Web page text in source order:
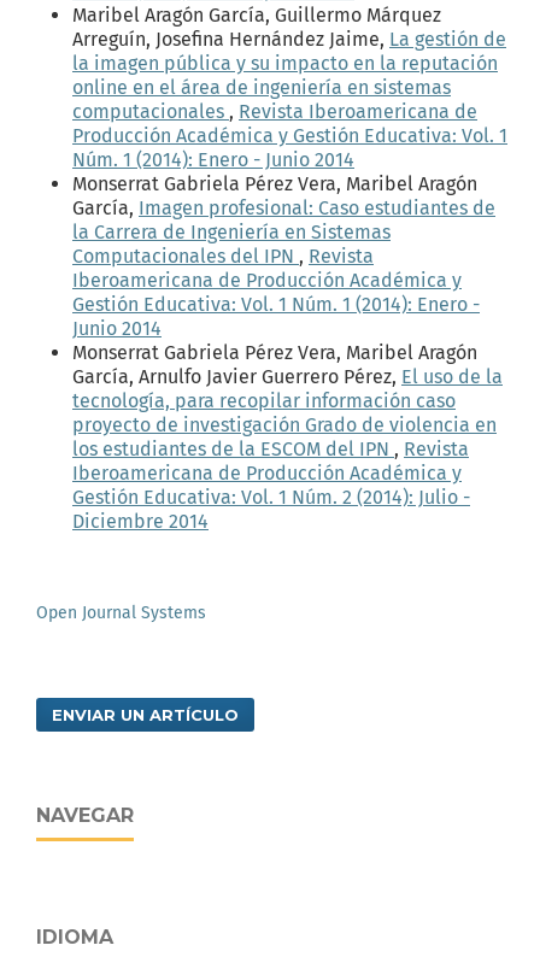
Maribel Aragón García, Guillermo Márquez
Arreguín, Josefina Hernández Jaime, La gestión de
la imagen pública y su impacto en la reputación
online en el área de ingeniería en sistemas
computacionales , Revista Iberoamericana de
Producción Académica y Gestión Educativa: Vol. 1
Núm. 1 (2014): Enero - Junio 2014
Monserrat Gabriela Pérez Vera, Maribel Aragón
García, Imagen profesional: Caso estudiantes de
la Carrera de Ingeniería en Sistemas
Computacionales del IPN , Revista
Iberoamericana de Producción Académica y
Gestión Educativa: Vol. 1 Núm. 1 (2014): Enero -
Junio 2014
Monserrat Gabriela Pérez Vera, Maribel Aragón
García, Arnulfo Javier Guerrero Pérez, El uso de la
tecnología, para recopilar información caso
proyecto de investigación Grado de violencia en
los estudiantes de la ESCOM del IPN , Revista
Iberoamericana de Producción Académica y
Gestión Educativa: Vol. 1 Núm. 2 (2014): Julio -
Diciembre 2014
Open Journal Systems
ENVIAR UN ARTÍCULO
NAVEGAR
IDIOMA